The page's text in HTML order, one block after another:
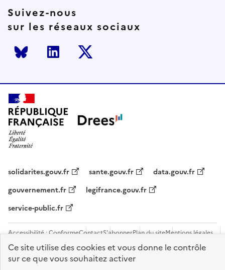
Suivez-nous
sur les réseaux sociaux
Bluesky LinkedInTwitter
solidarites.gouv.fr sante.gouv.fr
data.gouv.fr
gouvernement.fr
legifrance.gouv.fr
service-public.fr
Accessibilité : ConformeContactS'abonnerPlan du siteMentions légales
Flux RSS
Recrutements
Sauf mention contraire, tous les contenus de ce site sont sous
Ce site utilise des cookies et vous donne le contrôle
sur ce que vous souhaitez activer